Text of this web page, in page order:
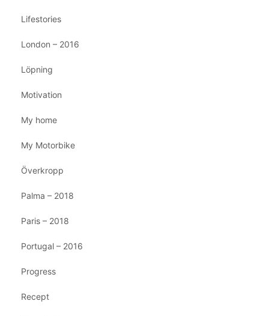
Lifestories
London – 2016
Löpning
Motivation
My home
My Motorbike
Överkropp
Palma – 2018
Paris – 2018
Portugal – 2016
Progress
Recept